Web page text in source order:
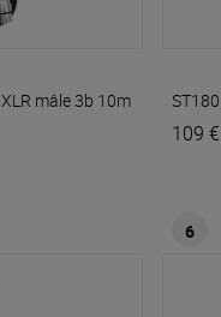
mâle 3b 10m
ST180
109 €
6